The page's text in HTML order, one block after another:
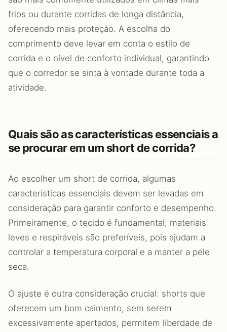
frios ou durante corridas de longa distância,
oferecendo mais proteção. A escolha do
comprimento deve levar em conta o estilo de
corrida e o nível de conforto individual, garantindo
que o corredor se sinta à vontade durante toda a
atividade.
Quais são as características essenciais a
se procurar em um short de corrida?
Ao escolher um short de corrida, algumas
características essenciais devem ser levadas em
consideração para garantir conforto e desempenho.
Primeiramente, o tecido é fundamental; materiais
leves e respiráveis são preferíveis, pois ajudam a
controlar a temperatura corporal e a manter a pele
seca.
O ajuste é outra consideração crucial: shorts que
oferecem um bom caimento, sem serem
excessivamente apertados, permitem liberdade de